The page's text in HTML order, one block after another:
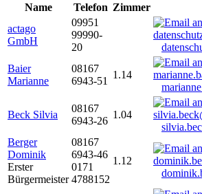
Name
Telefon Zimmer
actago
GmbH
09951
99990-
20
Baier
Marianne
08167
6943-51
1.14
Beck Silvia
08167
6943-26
1.04
Berger
Dominik
Erster
Bürgermeister
08167
6943-46
0171
4788152
1.12